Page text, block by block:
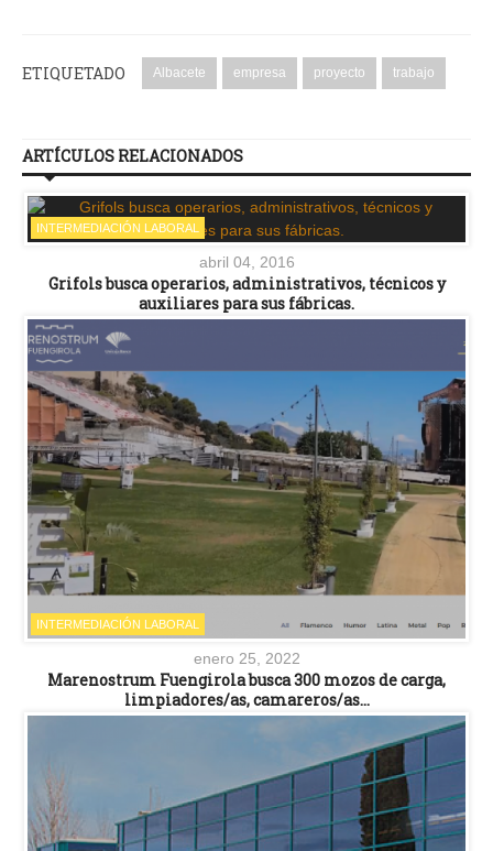
ETIQUETADO Albacete empresa proyecto trabajo
ARTÍCULOS RELACIONADOS
INTERMEDIACIÓN LABORAL
abril 04, 2016
Grifols busca operarios, administrativos, técnicos y
auxiliares para sus fábricas.
INTERMEDIACIÓN LABORAL
enero 25, 2022
Marenostrum Fuengirola busca 300 mozos de carga,
limpiadores/as, camareros/as…